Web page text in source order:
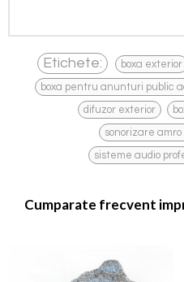
Etichete: boxa exterior
boxa pentru anunturi public
difuzor exterior
sonorizare
sisteme audio
Cumparate frecvent